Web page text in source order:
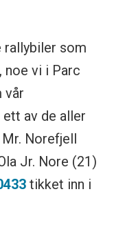
rallybiler som
vi i Parc
vår
av de aller
Norefjell
Jr. Nore (21)
tikket inn i